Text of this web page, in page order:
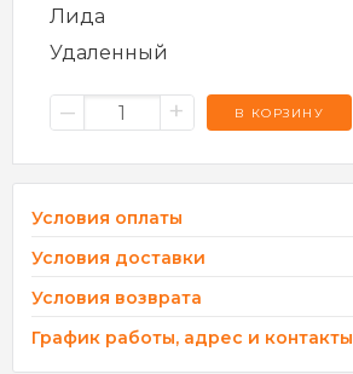
Лида
Удаленный
– + В КОРЗИНУ
Условия оплаты
Условия доставки
Условия возврата
График работы, адрес и контакты